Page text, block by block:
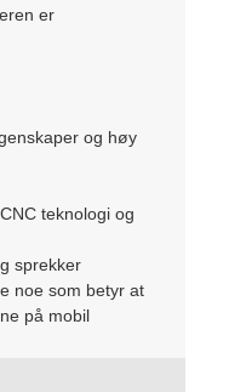
er
og høy
teknologi og
sprekker
noe som betyr at
på mobil